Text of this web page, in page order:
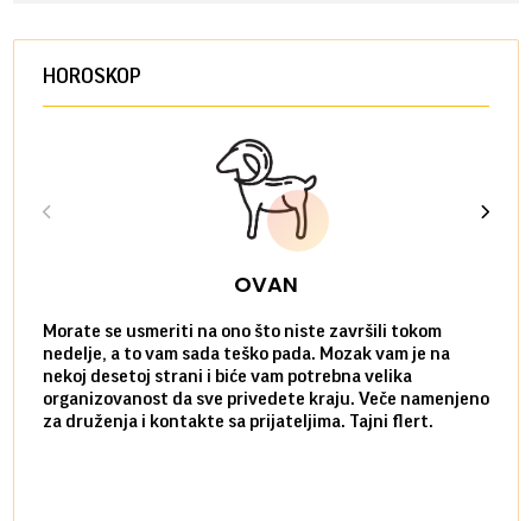
HOROSKOP
OVAN
Morate se usmeriti na ono što niste završili tokom
nedelje, a to vam sada teško pada. Mozak vam je na
nekoj desetoj strani i biće vam potrebna velika
organizovanost da sve privedete kraju. Veče namenjeno
za druženja i kontakte sa prijateljima. Tajni flert.